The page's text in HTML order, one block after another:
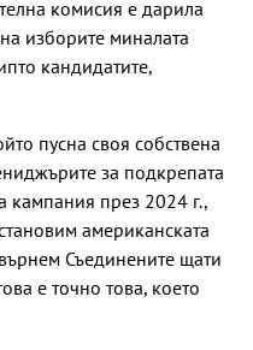
комисия е дарила
изборите миналата
кандидатите,
пусна своя собствена
за подкрепата
кампания през 2024 г.,
американската
Съединените щати
е точно това, което